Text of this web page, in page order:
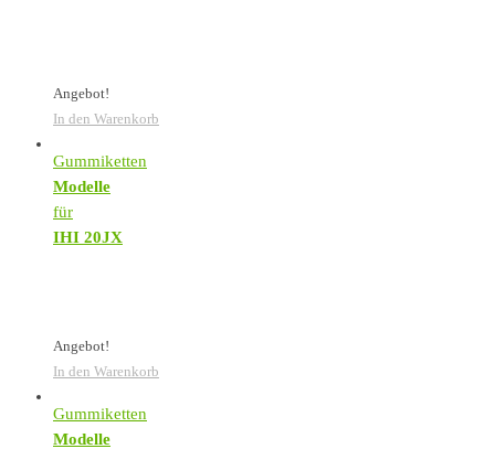
Angebot!
In den Warenkorb
Gummiketten
Modelle
für
IHI 20JX
Angebot!
In den Warenkorb
Gummiketten
Modelle